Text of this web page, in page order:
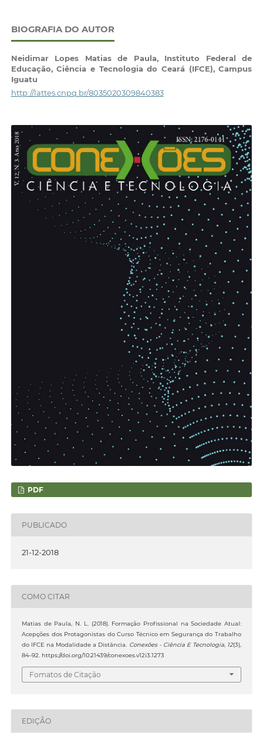
BIOGRAFIA DO AUTOR
Neidimar Lopes Matias de Paula, Instituto Federal de
Educação, Ciência e Tecnologia do Ceará (IFCE), Campus
Iguatu
http://lattes.cnpq.br/8035020309840383
PDF
PUBLICADO
21-12-2018
COMO CITAR
Matias de Paula, N. L. (2018). Formação Profissional na Sociedade Atual:
Acepções dos Protagonistas do Curso Técnico em Segurança do Trabalho
do IFCE na Modalidade a Distância. Conexões - Ciência E Tecnologia, 12(3),
84–92. https://doi.org/10.21439/conexoes.v12i3.1273
Fomatos de Citação
EDIÇÃO